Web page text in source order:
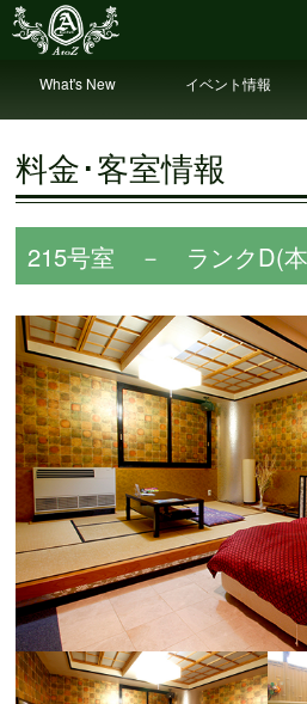
What's New イベント情報
料金･客室情報
215号室 － ランクD(